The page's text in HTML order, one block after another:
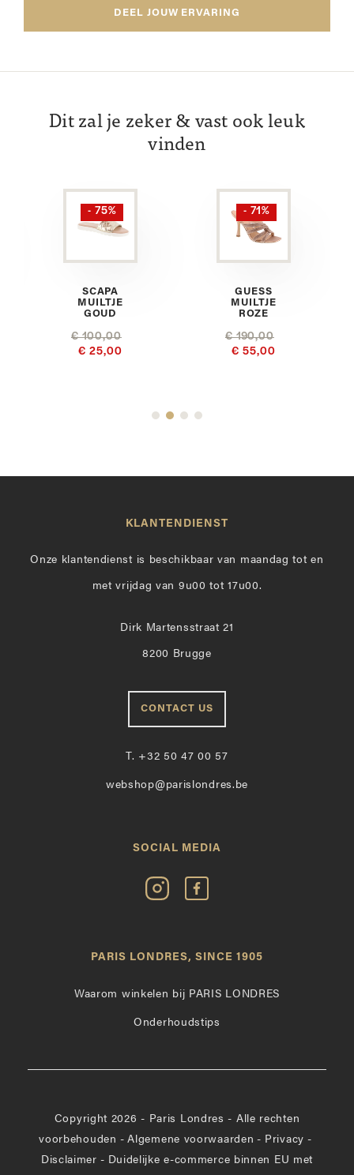
DEEL JOUW ERVARING
Dit zal je zeker & vast ook leuk
vinden
- 75%
SCAPA
MUILTJE
GOUD
€ 100,00
€ 25,00
- 71%
GUESS
MUILTJE
ROZE
€ 190,00
€ 55,00
KLANTENDIENST
Onze klantendienst is beschikbaar van maandag tot en
met vrijdag van 9u00 tot 17u00.
Dirk Martensstraat 21
8200 Brugge
CONTACT US
T. +32 50 47 00 57
webshop@parislondres.be
SOCIAL MEDIA
Volg
Paris
Instagram
Vind
op
PARIS LONDRES, SINCE 1905
Waarom winkelen bij PARIS LONDRES
Onderhoudstips
Copyright 2026 - Paris Londres - Alle rechten
voorbehouden - Algemene voorwaarden - Privacy -
Disclaimer - Duidelijke e-commerce binnen EU met